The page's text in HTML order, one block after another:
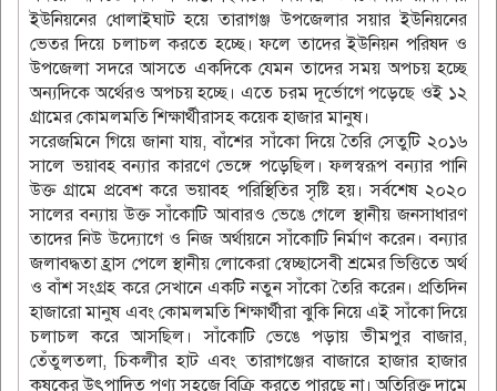
ইউনিয়নের ধোলাইঘাট হয়ে তারাগঞ্জ উপজেলার সয়ার ইউনিয়নের
ভেতর দিয়ে চলাচল করতে হচ্ছে। ফলে তাদের ইউনিয়ন পরিষদ ও
উপজেলা সদরে আসতে একদিকে যেমন তাদের সময় অপচয় হচ্ছে
অন্যদিকে অর্থেরও অপচয় হচ্ছে। এতে চরম দূর্ভোগে পড়েছে ওই ১২
গ্রামের কোমলমতি শিক্ষার্থীরাসহ কয়েক হাজার মানুষ।
সরেজমিনে গিয়ে জানা যায়, বাঁশের সাঁকো দিয়ে তৈরি সেতুটি ২০১৬
সালে ভয়াবহ বন্যার কারণে ভেঙ্গে পড়েছিল। ফলস্বরূপ বন্যার পানি
উক্ত গ্রামে প্রবেশ করে ভয়াবহ পরিস্থিতির সৃষ্টি হয়। সর্বশেষ ২০২০
সালের বন্যায় উক্ত সাঁকোটি আবারও ভেঙে গেলে স্থানীয় জনসাধারণ
তাদের নিউ উদ্যোগে ও নিজ অর্থায়নে সাঁকোটি নির্মাণ করেন। বন্যার
জলাবদ্ধতা হ্রাস পেলে স্থানীয় লোকেরা স্বেচ্ছাসেবী শ্রমের ভিত্তিতে অর্থ
ও বাঁশ সংগ্রহ করে সেখানে একটি নতুন সাঁকো তৈরি করেন। প্রতিদিন
হাজারো মানুষ এবং কোমলমতি শিক্ষার্থীরা ঝুকি নিয়ে এই সাঁকো দিয়ে
চলাচল করে আসছিল। সাঁকোটি ভেঙে পড়ায় ভীমপুর বাজার,
তেঁতুলতলা, চিকলীর হাট এবং তারাগঞ্জের বাজারে হাজার হাজার
কৃষকের উৎপাদিত পণ্য সহজে বিক্রি করতে পারছে না। অতিরিক্ত দামে